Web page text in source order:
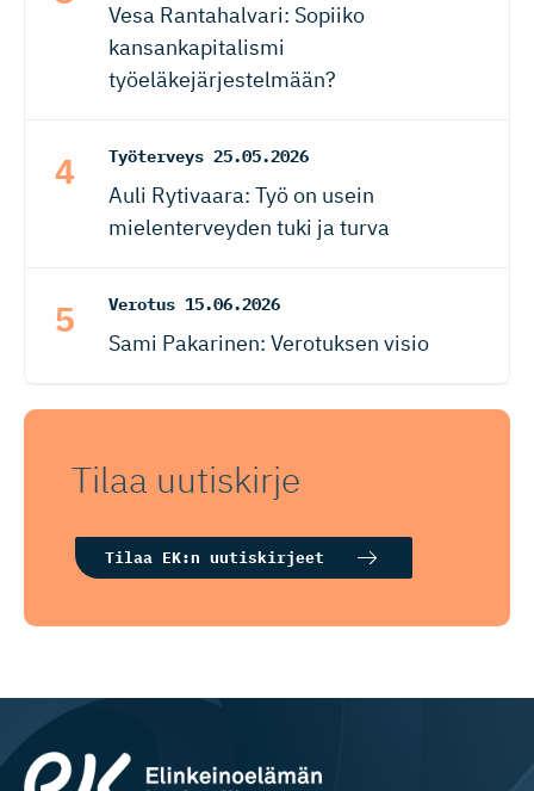
Vesa Rantahalvari: Sopiiko
kansankapitalismi
työeläkejärjestelmään?
Työterveys 25.05.2026
Auli Rytivaara: Työ on usein
mielenterveyden tuki ja turva
Verotus 15.06.2026
Sami Pakarinen: Verotuksen visio
Tilaa uutiskirje
Tilaa EK:n uutiskirjeet